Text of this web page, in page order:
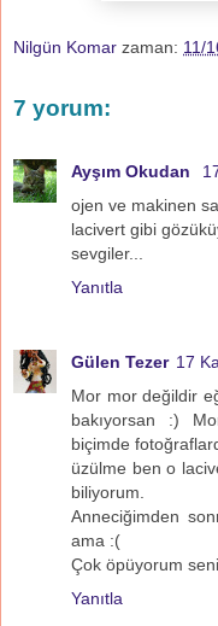
Nilgün Komar zaman: 11/
7 yorum:
Ayşım Okudan
ojen ve makinen
lacivert gibi
sevgiler...
Yanıtla
Gülen Tezer 17
Mor mor değildir
bakıyorsan :)
biçimde
üzülme ben o
biliyorum.
Anneciğimden
ama :(
Çok öpüyorum
Yanıtla